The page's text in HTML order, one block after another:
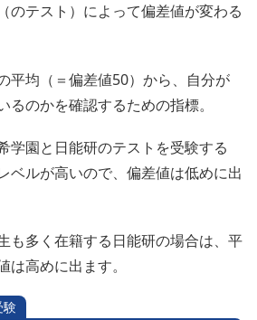
のテスト）によって偏差値が変わる
平均（＝偏差値50）から、自分が
るのかを確認するための指標。
学園と日能研のテストを受験する
ベルが高いので、偏差値は低めに出
も多く在籍する日能研の場合は、平
高めに出ます。
験